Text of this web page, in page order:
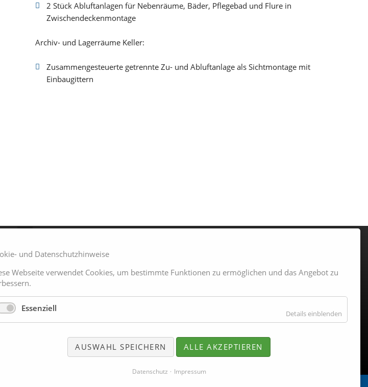
2 Stück Abluftanlagen für Nebenräume, Bäder, Pflegebad und Flure in
Zwischendeckenmontage
Archiv- und Lagerräume Keller:
Zusammengesteuerte getrennte Zu- und Abluftanlage als Sichtmontage mit
Einbaugittern
BÜRO- UND SERVICEZEITEN
Freitag
07.30 - 15.00 Uhr
wollen wir dazu beitragen, dass die
umweltfreundlicher und
energieeffizienter wird.
und Datenschutzhinweise
Webseite verwendet Cookies, um bestimmte Funktionen zu ermöglichen und das Angebot zu
Essenziell
Details einblenden
AUSWAHL SPEICHERN ALLE AKZEPTIEREN
Datenschutz Impressum